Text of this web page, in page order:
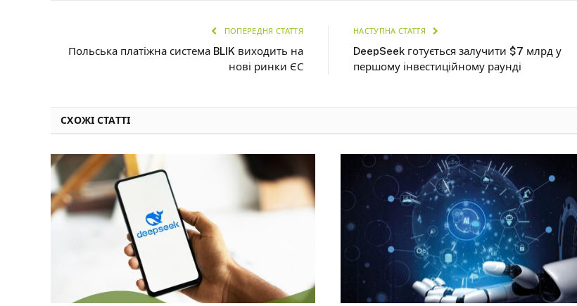
ПОПЕРЕДНЯ СТАТТЯ
Польська платіжна система BLIK виходить на
нові ринки ЄС
НАСТУПНА СТАТТЯ
DeepSeek готується залучити $7 млрд у
першому інвестиційному раунді
СХОЖІ СТАТТІ